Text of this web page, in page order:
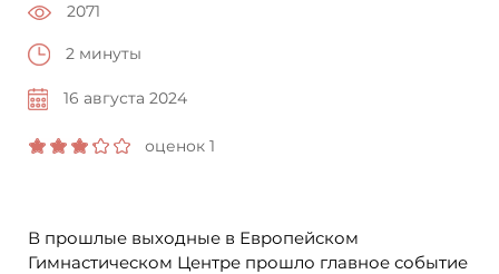
2071
2 минуты
16 августа 2024
оценок 1
В прошлые выходные в Европейском
Гимнастическом Центре прошло главное событие